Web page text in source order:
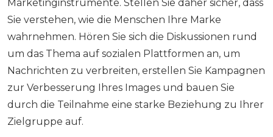
Marketinginstrumente. Stellen Sie daher sicher, dass
Sie verstehen, wie die Menschen Ihre Marke
wahrnehmen. Hören Sie sich die Diskussionen rund
um das Thema auf sozialen Plattformen an, um
Nachrichten zu verbreiten, erstellen Sie Kampagnen
zur Verbesserung Ihres Images und bauen Sie
durch die Teilnahme eine starke Beziehung zu Ihrer
Zielgruppe auf.